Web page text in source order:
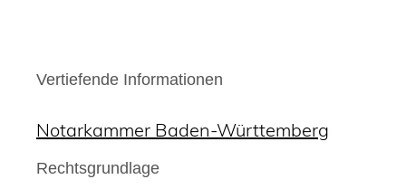
Vertiefende Informationen
Notarkammer Baden-Württemberg
Rechtsgrundlage